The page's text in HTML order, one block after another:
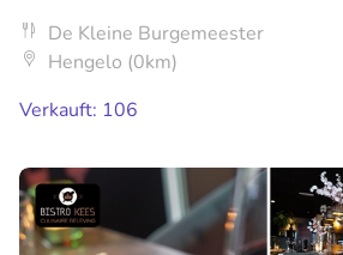
De Kleine Burgemeester
Hengelo (0km)
Verkauft: 106